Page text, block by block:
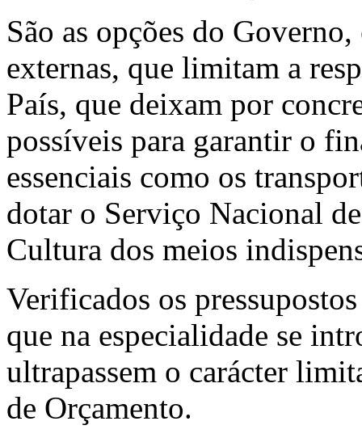
São as opções do
externas, que limitam a
País, que deixam por
possíveis para garantir o
essenciais como os
dotar o Serviço Nacional
Cultura dos meios
Verificados os
que na especialidade se
ultrapassem o carácter
de Orçamento.